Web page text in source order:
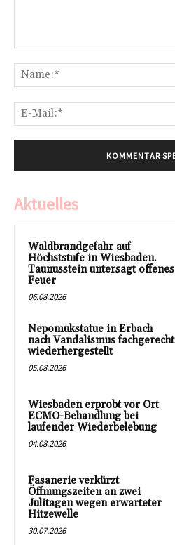
Aktuelles
Waldbrandgefahr auf
Höchststufe in Wiesbaden.
Taunusstein untersagt offenes
Feuer
06.08.2026
Nepomukstatue in Erbach
nach Vandalismus fachgerecht
wiederhergestellt
05.08.2026
Wiesbaden erprobt vor Ort
ECMO-Behandlung bei
laufender Wiederbelebung
04.08.2026
Fasanerie verkürzt
Öffnungszeiten an zwei
Julitagen wegen erwarteter
Hitzewelle
30.07.2026